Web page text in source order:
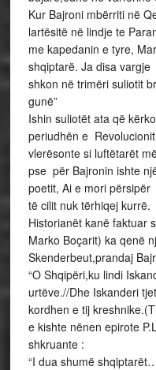
Kur Bajroni mbërriti në
lartësitë në lindje te
me kapedanin e tyre,
shqiptarë. Ja disa vargje
shkon në trimëri suliotit
gunë”
Ishin suliotët ata që
periudhën e
vlerësonte si luftëtarët
pse për Bajronin ishte
poetit, Ai e mori
të cilit nuk tërhiqej kurrë.
Historianët kanë faktuar
Marko Boçarit) ka qenë
Skenderbeut,prandaj
“O Shqipëri,ku lindi
urtëve.//Dhe Iskanderi
kordhen e tij
e kishte nënen epirote
shkruante :
“I dua shumë